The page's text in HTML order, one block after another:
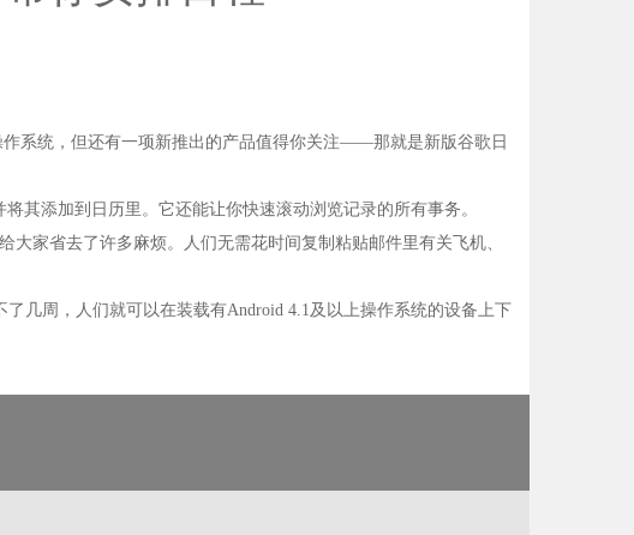
作系统，但还有一项新推出的产品值得你关注——那就是新版谷歌日
其添加到日历里。它还能让你快速滚动浏览记录的所有事务。
家省去了许多麻烦。人们无需花时间复制粘贴邮件里有关飞机、
几周，人们就可以在装载有Android 4.1及以上操作系统的设备上下